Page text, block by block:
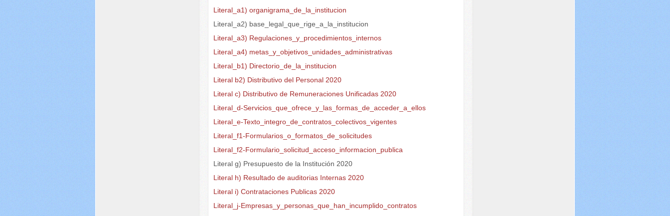
Literal_a1) organigrama_de_la_institucion
Literal_a2) base_legal_que_rige_a_la_institucion
Literal_a3) Regulaciones_y_procedimientos_internos
Literal_a4) metas_y_objetivos_unidades_administrativas
Literal_b1) Directorio_de_la_institucion
Literal b2) Distributivo del Personal 2020
Literal c) Distributivo de Remuneraciones Unificadas 2020
Literal_d-Servicios_que_ofrece_y_las_formas_de_acceder_a_ellos
Literal_e-Texto_integro_de_contratos_colectivos_vigentes
Literal_f1-Formularios_o_formatos_de_solicitudes
Literal_f2-Formulario_solicitud_acceso_informacion_publica
Literal g) Presupuesto de la Institución 2020
Literal h) Resultado de auditorias Internas 2020
Literal i) Contrataciones Publicas 2020
Literal_j-Empresas_y_personas_que_han_incumplido_contratos